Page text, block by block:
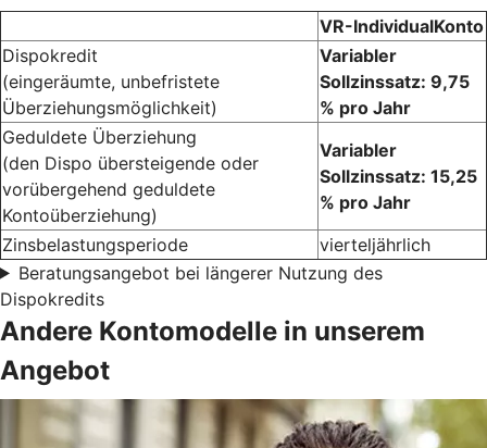
VR-IndividualKonto
Dispokredit
(eingeräumte, unbefristete
Überziehungsmöglichkeit)
Variabler
Sollzinssatz: 9,75
% pro Jahr
Geduldete Überziehung
(den Dispo übersteigende oder
vorübergehend geduldete
Kontoüberziehung)
Variabler
Sollzinssatz: 15,25
% pro Jahr
Zinsbelastungsperiode
vierteljährlich
Beratungsangebot bei längerer Nutzung des
Dispokredits
Andere Kontomodelle in unserem
Angebot